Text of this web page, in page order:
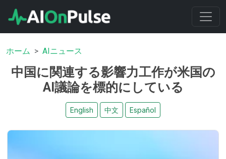
ホーム AIニュース
中国に関連する影響力工作が米国の
AI議論を標的にしている
English 中文 Español